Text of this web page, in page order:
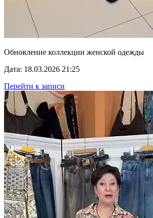
Обновление коллекции женской одежды
Дата: 18.03.2026 21:25
Перейти к записи